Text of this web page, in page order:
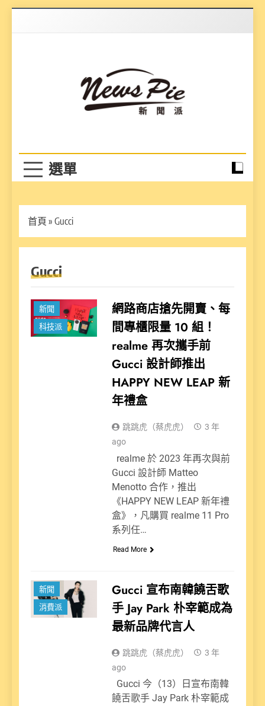
首頁 » Gucci
Gucci
新聞
科技派
網路商店搶先開賣、每
間專櫃限量 10 組！
realme 再次攜手前
Gucci 設計師推出
HAPPY NEW LEAP 新
年禮盒
跳跳虎（蔡虎虎）
3 年
ago
realme 於 2023 年再次與前
Gucci 設計師 Matteo
Menotto 合作，推出
《HAPPY NEW LEAP 新年禮
盒》，凡購買 realme 11 Pro
系列任…
Read More
新聞
消費派
Gucci 宣布南韓饒舌歌
手 Jay Park 朴宰範成為
最新品牌代言人
跳跳虎（蔡虎虎）
3 年
ago
Gucci 今（13）日宣布南韓
饒舌歌手 Jay Park 朴宰範成